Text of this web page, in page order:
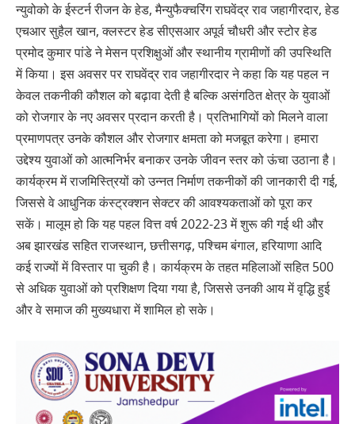
न्युवोको के ईस्टर्न रीजन के हेड, मैन्युफैक्चरिंग राघवेंद्र राव जहागीरदार, हेड
एचआर सुहैल खान, क्लस्टर हेड सीएसआर अपूर्व चौधरी और स्टोर हेड
प्रमोद कुमार पांडे ने मेसन प्रशिक्षुओं और स्थानीय ग्रामीणों की उपस्थिति
में किया। इस अवसर पर राघवेंद्र राव जहागीरदार ने कहा कि यह पहल न
केवल तकनीकी कौशल को बढ़ावा देती है बल्कि असंगठित क्षेत्र के युवाओं
को रोजगार के नए अवसर प्रदान करती है। प्रतिभागियों को मिलने वाला
प्रमाणपत्र उनके कौशल और रोजगार क्षमता को मजबूत करेगा। हमारा
उद्देश्य युवाओं को आत्मनिर्भर बनाकर उनके जीवन स्तर को ऊंचा उठाना है।
कार्यक्रम में राजमिस्त्रियों को उन्नत निर्माण तकनीकों की जानकारी दी गई,
जिससे वे आधुनिक कंस्ट्रक्शन सेक्टर की आवश्यकताओं को पूरा कर
सकें। मालूम हो कि यह पहल वित्त वर्ष 2022-23 में शुरू की गई थी और
अब झारखंड सहित राजस्थान, छत्तीसगढ़, पश्चिम बंगाल, हरियाणा आदि
कई राज्यों में विस्तार पा चुकी है। कार्यक्रम के तहत महिलाओं सहित 500
से अधिक युवाओं को प्रशिक्षण दिया गया है, जिससे उनकी आय में वृद्धि हुई
और वे समाज की मुख्यधारा में शामिल हो सके।